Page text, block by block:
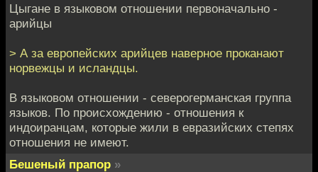
Цыгане в языковом отношении первоначально -
арийцы
> А за европейских арийцев наверное проканают
норвежцы и исландцы.
В языковом отношении - северогерманская группа
языков. По происхождению - отношения к
индоиранцам, которые жили в евразийских степях
отношения не имеют.
Бешеный прапор »